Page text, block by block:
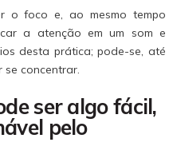
o foco e, ao mesmo tempo
a atenção em um som e
desta prática; pode-se, até
se concentrar.
ser algo fácil,
pelo